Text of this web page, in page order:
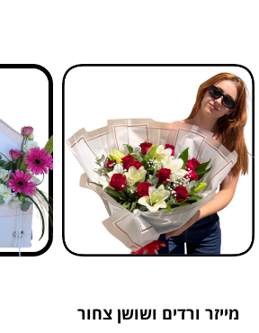
מייזר ורדים ושושן צחור